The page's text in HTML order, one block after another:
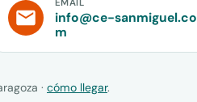
EMAIL
info@ce-sanmiguel.co
m
· cómo llegar.